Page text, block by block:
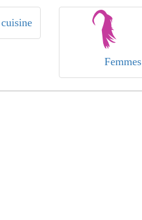
Femmes
cuisine